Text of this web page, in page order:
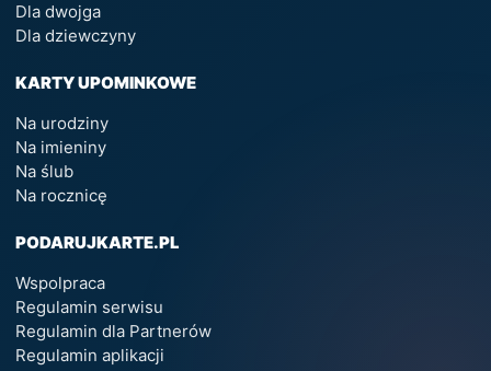
Dla dwojga
Dla dziewczyny
KARTY UPOMINKOWE
Na urodziny
Na imieniny
Na ślub
Na rocznicę
PODARUJKARTE.PL
Wspolpraca
Regulamin serwisu
Regulamin dla Partnerów
Regulamin aplikacji